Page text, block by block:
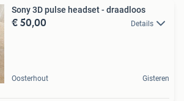
Sony 3D pulse headset - draadloos
€ 50,00 Details
Oosterhout Gisteren